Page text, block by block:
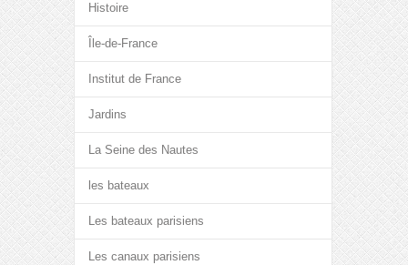
Histoire
Île-de-France
Institut de France
Jardins
La Seine des Nautes
les bateaux
Les bateaux parisiens
Les canaux parisiens